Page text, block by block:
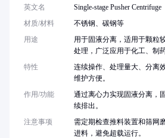
英文名
Single-stage Pusher Centrifuge
材质/材料
不锈钢、碳钢等
用途
用于固液分离，适用于颗粒
处理，广泛应用于化工、制
特性
连续操作、处理量大、分离
维护方便。
作用/功能
通过离心力实现固液分离，
续排出。
注意事项
需定期检查推料装置和筛网
进料，避免超载运行。